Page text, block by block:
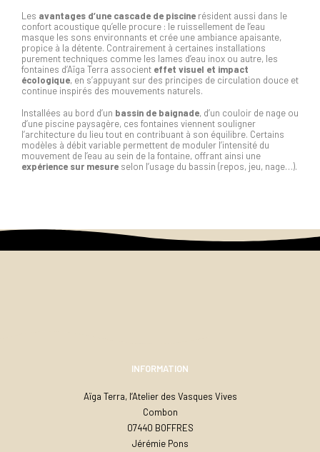
Les avantages d’une cascade de piscine résident aussi dans le
confort acoustique qu’elle procure : le ruissellement de l’eau
masque les sons environnants et crée une ambiance apaisante,
propice à la détente. Contrairement à certaines installations
purement techniques comme les lames d’eau inox ou autre, les
fontaines d’Aïga Terra associent effet visuel et impact
écologique, en s’appuyant sur des principes de circulation douce et
continue inspirés des mouvements naturels.
Installées au bord d’un bassin de baignade, d’un couloir de nage ou
d’une piscine paysagère, ces fontaines viennent souligner
l’architecture du lieu tout en contribuant à son équilibre. Certains
modèles à débit variable permettent de moduler l’intensité du
mouvement de l’eau au sein de la fontaine, offrant ainsi une
expérience sur mesure selon l’usage du bassin (repos, jeu, nage…).
INFORMATION
Aïga Terra, l’Atelier des Vasques Vives
Combon
07440 BOFFRES
Jérémie Pons